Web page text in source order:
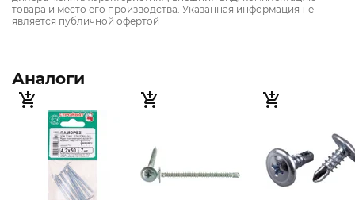
товара и место его производства. Указанная информация не
является публичной офертой
Аналоги